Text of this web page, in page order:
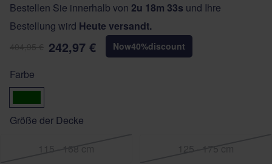
Bestellen Sie innerhalb von 2u 18m 32s und Ihre
Bestellung wird Heute versandt.
242,97 € Now40%discount
Farbe
Größe der Decke